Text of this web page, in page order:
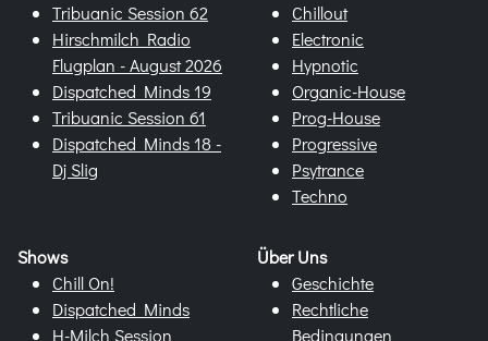
Tribuanic Session 62
Hirschmilch Radio
Flugplan - August 2026
Dispatched Minds 19
Tribuanic Session 61
Dispatched Minds 18 -
Dj Slig
Chillout
Electronic
Hypnotic
Organic-House
Prog-House
Progressive
Psytrance
Techno
Shows
Chill On!
Dispatched Minds
H-Milch Session
Über Uns
Geschichte
Rechtliche
Bedingungen